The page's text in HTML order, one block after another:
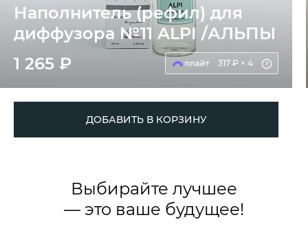
Наполнитель (рефил) для
диффузора №11 ALPI /АЛЬПЫ
1 265 ₽
317 ₽ × 4
ДОБАВИТЬ В КОРЗИНУ
Выбирайте лучшее
— это ваше будущее!